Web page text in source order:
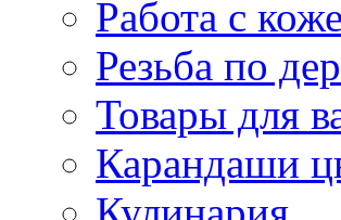
Работа с
Резьба по
Товары для
Карандаши